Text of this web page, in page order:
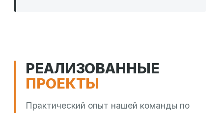
РЕАЛИЗОВАННЫЕ
ПРОЕКТЫ
Практический опыт нашей команды по